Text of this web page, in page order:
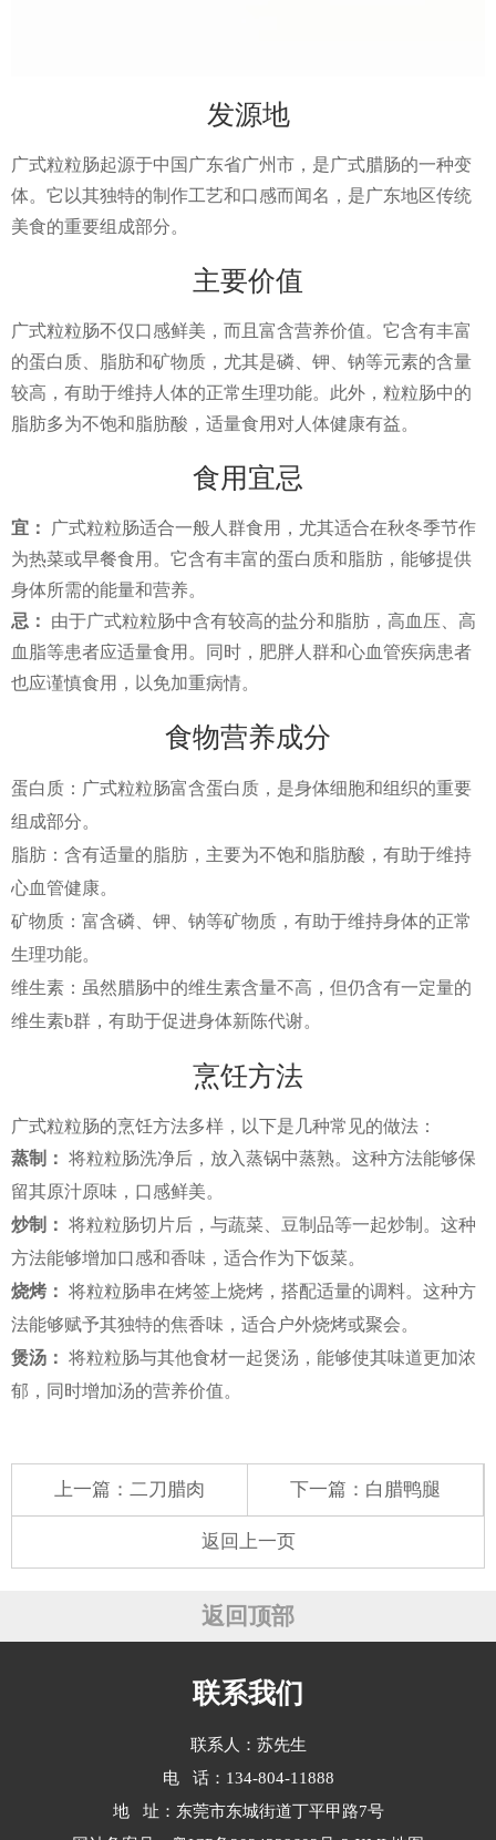
发源地
广式粒粒肠起源于中国广东省广州市，是广式腊肠的一种变
体。它以其独特的制作工艺和口感而闻名，是广东地区传统
美食的重要组成部分。
主要价值
广式粒粒肠不仅口感鲜美，而且富含营养价值。它含有丰富
的蛋白质、脂肪和矿物质，尤其是磷、钾、钠等元素的含量
较高，有助于维持人体的正常生理功能。此外，粒粒肠中的
脂肪多为不饱和脂肪酸，适量食用对人体健康有益。
食用宜忌
宜：
广式粒粒肠适合一般人群食用，尤其适合在秋冬季节作
为热菜或早餐食用。它含有丰富的蛋白质和脂肪，能够提供
身体所需的能量和营养。
忌：
由于广式粒粒肠中含有较高的盐分和脂肪，高血压、高
血脂等患者应适量食用。同时，肥胖人群和心血管疾病患者
也应谨慎食用，以免加重病情。
食物营养成分
蛋白质：广式粒粒肠富含蛋白质，是身体细胞和组织的重要
组成部分。
脂肪：含有适量的脂肪，主要为不饱和脂肪酸，有助于维持
心血管健康。
矿物质：富含磷、钾、钠等矿物质，有助于维持身体的正常
生理功能。
维生素：虽然腊肠中的维生素含量不高，但仍含有一定量的
维生素b群，有助于促进身体新陈代谢。
烹饪方法
广式粒粒肠的烹饪方法多样，以下是几种常见的做法：
蒸制： 将粒粒肠洗净后，放入蒸锅中蒸熟。这种方法能够保
留其原汁原味，口感鲜美。
炒制： 将粒粒肠切片后，与蔬菜、豆制品等一起炒制。这种
方法能够增加口感和香味，适合作为下饭菜。
烧烤： 将粒粒肠串在烤签上烧烤，搭配适量的调料。这种方
法能够赋予其独特的焦香味，适合户外烧烤或聚会。
煲汤： 将粒粒肠与其他食材一起煲汤，能够使其味道更加浓
郁，同时增加汤的营养价值。
上一篇： 二刀腊肉 下一篇： 白腊鸭腿
返回上一页
返回顶部
联系我们
联系人：苏先生
电 话：134-804-11888
地 址：东莞市东城街道丁平甲路7号